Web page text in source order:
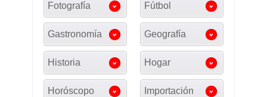
Fotografía Fútbol
Gastronomía Geografía
Historia Hogar
Horóscopo Importación